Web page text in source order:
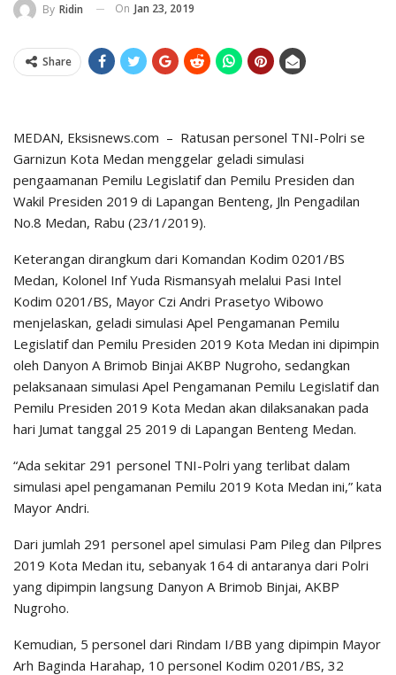
By Ridin On Jan 23, 2019
Share
MEDAN, Eksisnews.com – Ratusan personel TNI-Polri se
Garnizun Kota Medan menggelar geladi simulasi
pengaamanan Pemilu Legislatif dan Pemilu Presiden dan
Wakil Presiden 2019 di Lapangan Benteng, Jln Pengadilan
No.8 Medan, Rabu (23/1/2019).
Keterangan dirangkum dari Komandan Kodim 0201/BS
Medan, Kolonel Inf Yuda Rismansyah melalui Pasi Intel
Kodim 0201/BS, Mayor Czi Andri Prasetyo Wibowo
menjelaskan, geladi simulasi Apel Pengamanan Pemilu
Legislatif dan Pemilu Presiden 2019 Kota Medan ini dipimpin
oleh Danyon A Brimob Binjai AKBP Nugroho, sedangkan
pelaksanaan simulasi Apel Pengamanan Pemilu Legislatif dan
Pemilu Presiden 2019 Kota Medan akan dilaksanakan pada
hari Jumat tanggal 25 2019 di Lapangan Benteng Medan.
“Ada sekitar 291 personel TNI-Polri yang terlibat dalam
simulasi apel pengamanan Pemilu 2019 Kota Medan ini,” kata
Mayor Andri.
Dari jumlah 291 personel apel simulasi Pam Pileg dan Pilpres
2019 Kota Medan itu, sebanyak 164 di antaranya dari Polri
yang dipimpin langsung Danyon A Brimob Binjai, AKBP
Nugroho.
Kemudian, 5 personel dari Rindam I/BB yang dipimpin Mayor
Arh Baginda Harahap, 10 personel Kodim 0201/BS, 32